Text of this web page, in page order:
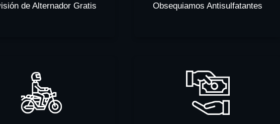
de Alternador Gratis Obsequiamos Antisulfatantes